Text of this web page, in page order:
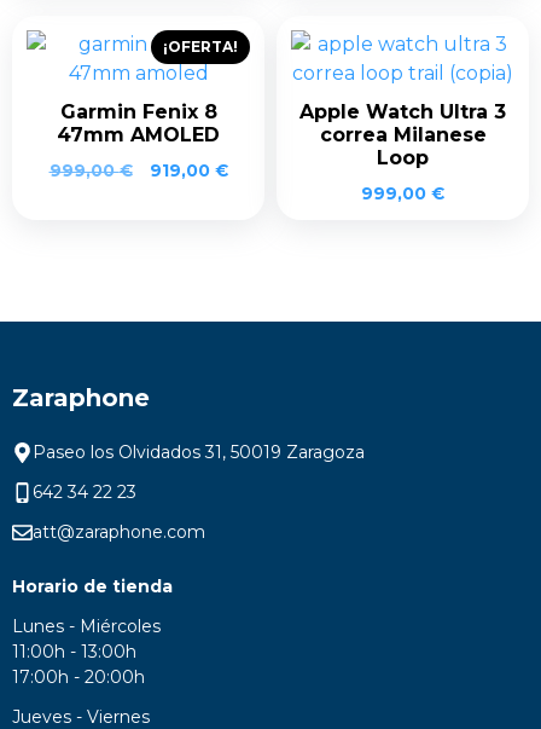
¡OFERTA!
Garmin Fenix 8
47mm AMOLED
999,00€
El
919,00 €El
Apple Watch Ultra 3
correa Milanese
Loop
999,00 €
Zaraphone
Paseo los Olvidados 31, 50019 Zaragoza
642 34 22 23
att@zaraphone.com
Horario de tienda
Lunes - Miércoles
11:00h - 13:00h
17:00h - 20:00h
Jueves - Viernes